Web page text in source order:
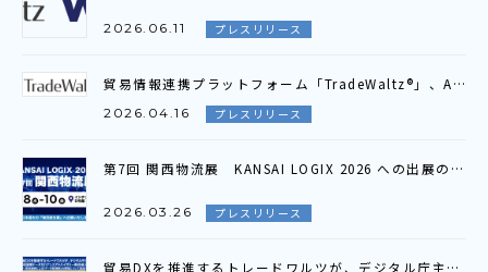
2026.06.11 プレスリリース
貿易情報連携プラットフォーム「TradeWaltz®」、AI貿易書類照合機能を4月より提供開始～ 23項目を自動照合、貿易書類間の照合業務を抜本的に効率化 〜
2026.04.16 プレスリリース
第7回 関西物流展 KANSAI LOGIX 2026 への出展のお知らせ
2026.03.26 プレスリリース
貿易DXを推進するトレードワルツが、デジタル庁主催 「第3回国際データガバナンスアドバイザリー委員会」に参加 ～官民連携による「データ経済圏」の構築について議論～